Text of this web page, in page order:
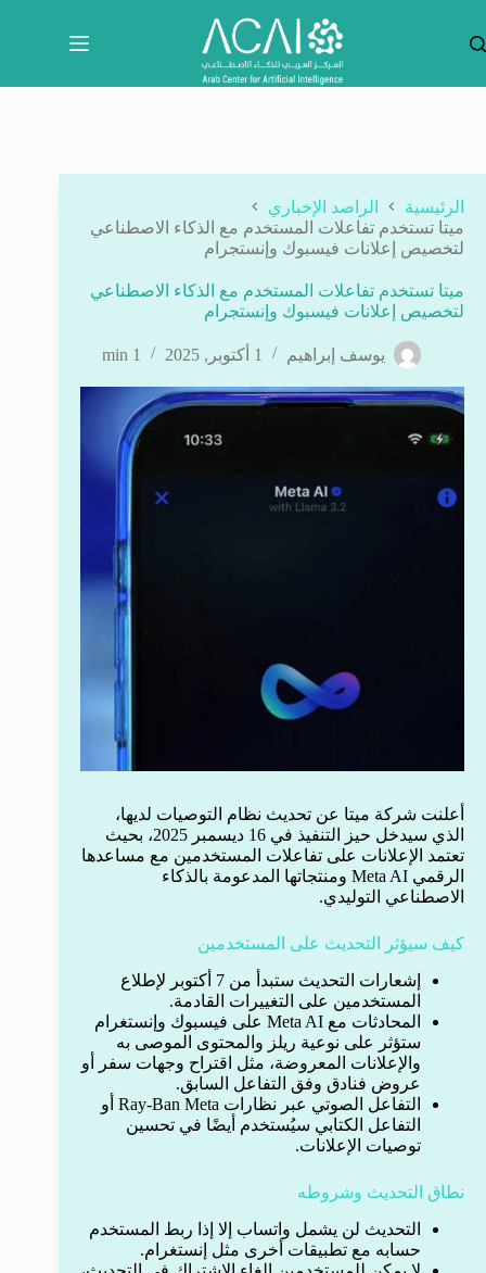
المحتوى
الرئيسية
الراصد الإخباري
ميتا تستخدم تفاعلات المستخدم مع الذكاء الاصطناعي
لتخصيص إعلانات فيسبوك وإنستجرام
ميتا تستخدم تفاعلات المستخدم مع الذكاء الاصطناعي
لتخصيص إعلانات فيسبوك وإنستجرام
يوسف إبراهيم 1 أكتوبر, 2025 1 min
أعلنت شركة ميتا عن تحديث نظام التوصيات لديها،
الذي سيدخل حيز التنفيذ في 16 ديسمبر 2025، بحيث
تعتمد الإعلانات على تفاعلات المستخدمين مع مساعدها
الرقمي Meta AI ومنتجاتها المدعومة بالذكاء
الاصطناعي التوليدي.
كيف سيؤثر التحديث على المستخدمين
إشعارات التحديث ستبدأ من 7 أكتوبر لإطلاع
المستخدمين على التغييرات القادمة.
المحادثات مع Meta AI على فيسبوك وإنستغرام
ستؤثر على نوعية ريلز والمحتوى الموصى به
والإعلانات المعروضة، مثل اقتراح وجهات سفر أو
عروض فنادق وفق التفاعل السابق.
التفاعل الصوتي عبر نظارات Ray-Ban Meta أو
التفاعل الكتابي سيُستخدم أيضًا في تحسين
توصيات الإعلانات.
نطاق التحديث وشروطه
التحديث لن يشمل واتساب إلا إذا ربط المستخدم
حسابه مع تطبيقات أخرى مثل إنستغرام.